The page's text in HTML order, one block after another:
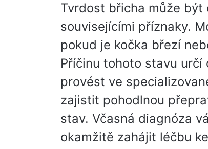
Tvrdost břicha může být
souvisejícími příznaky.
pokud je kočka březí
Příčinu tohoto stavu
provést ve
zajistit pohodlnou
stav. Včasná diagnóza
okamžitě zahájit léčbu